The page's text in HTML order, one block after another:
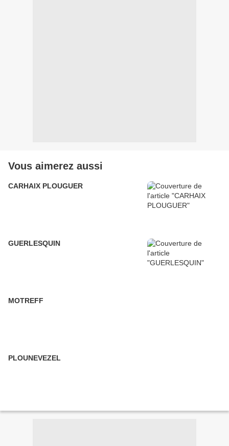
Vous aimerez aussi
CARHAIX PLOUGUER
GUERLESQUIN
MOTREFF
PLOUNEVEZEL